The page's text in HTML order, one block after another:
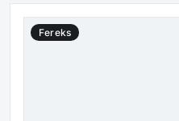
Fereks